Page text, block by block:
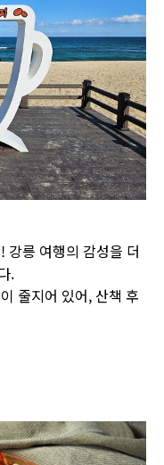
강릉 여행의 감성을 더
.
줄지어 있어, 산책 후